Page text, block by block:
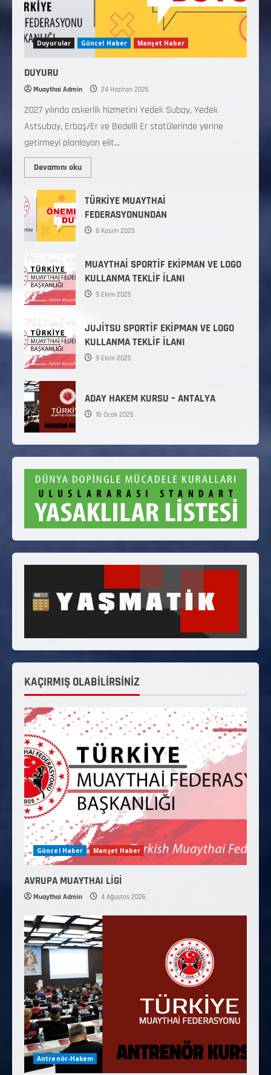
Duyurular Güncel Haber Manşet Haber
DUYURU
Muaythai Admin 24 Haziran 2026
2027 yılında askerlik hizmetini Yedek Subay, Yedek
Astsubay, Erbaş/Er ve Bedelli Er statülerinde yerine
getirmeyi planlayan elit...
Devamını oku
TÜRKİYE MUAYTHAİ
FEDERASYONUNDAN
8 Kasım 2025
MUAYTHAİ SPORTİF EKİPMAN VE LOGO
KULLANMA TEKLİF İLANI
9 Ekim 2025
JUJİTSU SPORTİF EKİPMAN VE LOGO
KULLANMA TEKLİF İLANI
9 Ekim 2025
ADAY HAKEM KURSU – ANTALYA
16 Ocak 2025
KAÇIRMIŞ OLABİLİRSİNİZ
Güncel Haber Manşet Haber
AVRUPA MUAYTHAI LİGİ
Muaythai Admin 4 Ağustos 2026
Antrenör-Hakem